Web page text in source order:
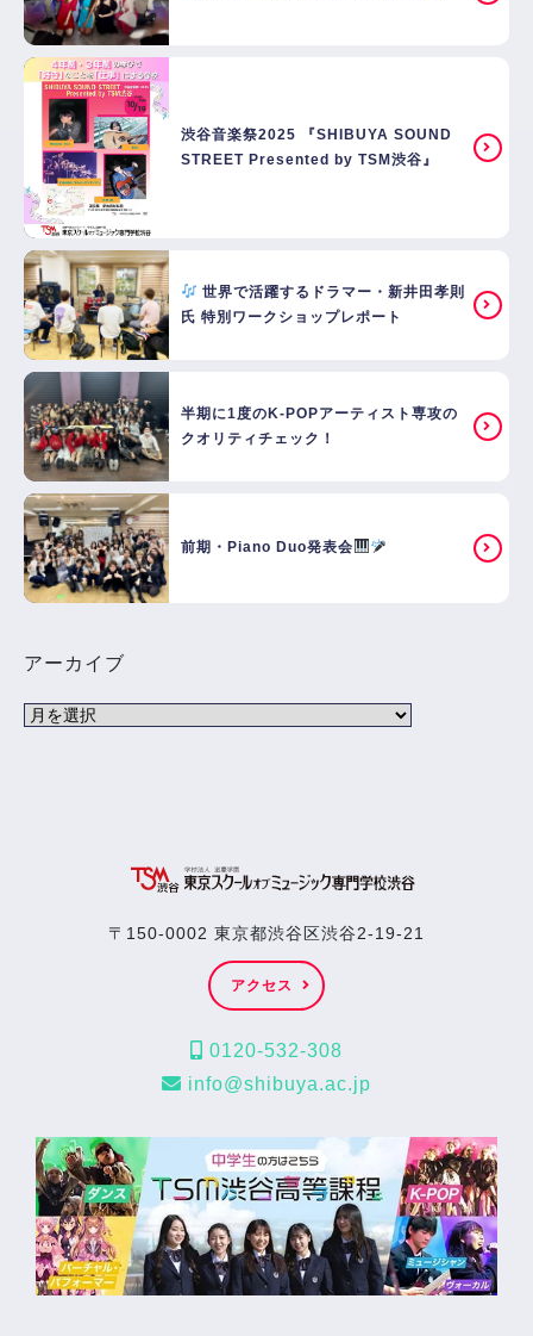
渋谷音楽祭2025 『SHIBUYA SOUND
STREET Presented by TSM渋谷』
世界で活躍するドラマー・新井田孝則
氏 特別ワークショップレポート
半期に1度のK-POPアーティスト専攻の
クオリティチェック！
前期・Piano Duo発表会
アーカイブ
〒150-0002 東京都渋谷区渋谷2-19-21
アクセス
0120-532-308
info@shibuya.ac.jp